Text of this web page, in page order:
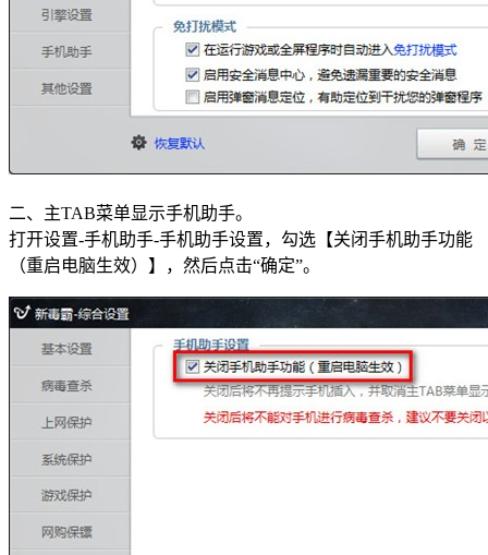
二、主TAB菜单显示手机助手。
打开设置-手机助手-手机助手设置，勾选【关闭手机助手功能
（重启电脑生效）】，然后点击“确定”。